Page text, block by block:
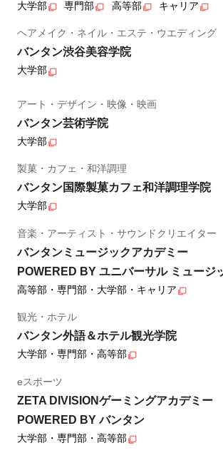
大学部 専門部 高等部 キャリア
ヘアメイク・ネイル・エステ・ウエディング
バンタン渋谷美容学院
大学部
アート・デザイン・映像・映画
バンタン芸術学院
大学部
製菓・カフェ・和洋調理
バンタン国際製菓カフェ和洋調理学院
大学部
音楽・アーティスト・サウンドクリエイター
バンタンミュージックアカデミー
POWERED BY ユニバーサル ミュージ
高等部・専門部・大学部・キャリア
観光・ホテル
バンタン外語＆ホテル観光学院
大学部・専門部・高等部
eスポーツ
ZETA DIVISIONゲーミングアカデミー
POWERED BY バンタン
大学部・専門部・高等部